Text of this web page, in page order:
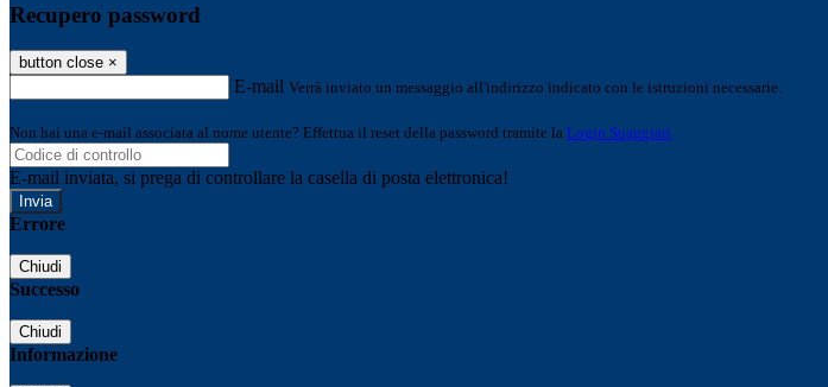
Recupero password
button close ×
E-mail Verrà inviato un messaggio all'indirizzo indicato con le istruzioni necessarie.
Non hai una e-mail associata al nome utente? Effettua il reset della password tramite la Login Spaggiari
E-mail inviata, si prega di controllare la casella di posta elettronica!
Errore
Chiudi
Successo
Chiudi
Informazione